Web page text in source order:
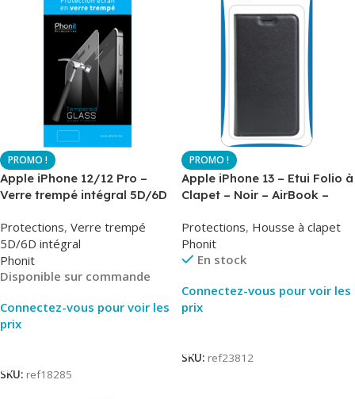
Apple iPhone 12/12 Pro –
Verre trempé intégral 5D/6D
Protections, Verre trempé
5D/6D intégral
Phonit
Disponible sur commande
Connectez-vous pour voir les
prix
SKU: ref18285
Apple iPhone 13 – Etui Folio à
Clapet – Noir – AirBook –
Protections, Housse à clapet
Phonit
En stock
Connectez-vous pour voir les
prix
SKU: ref23812